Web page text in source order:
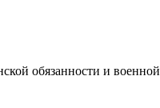
обязанности и военной